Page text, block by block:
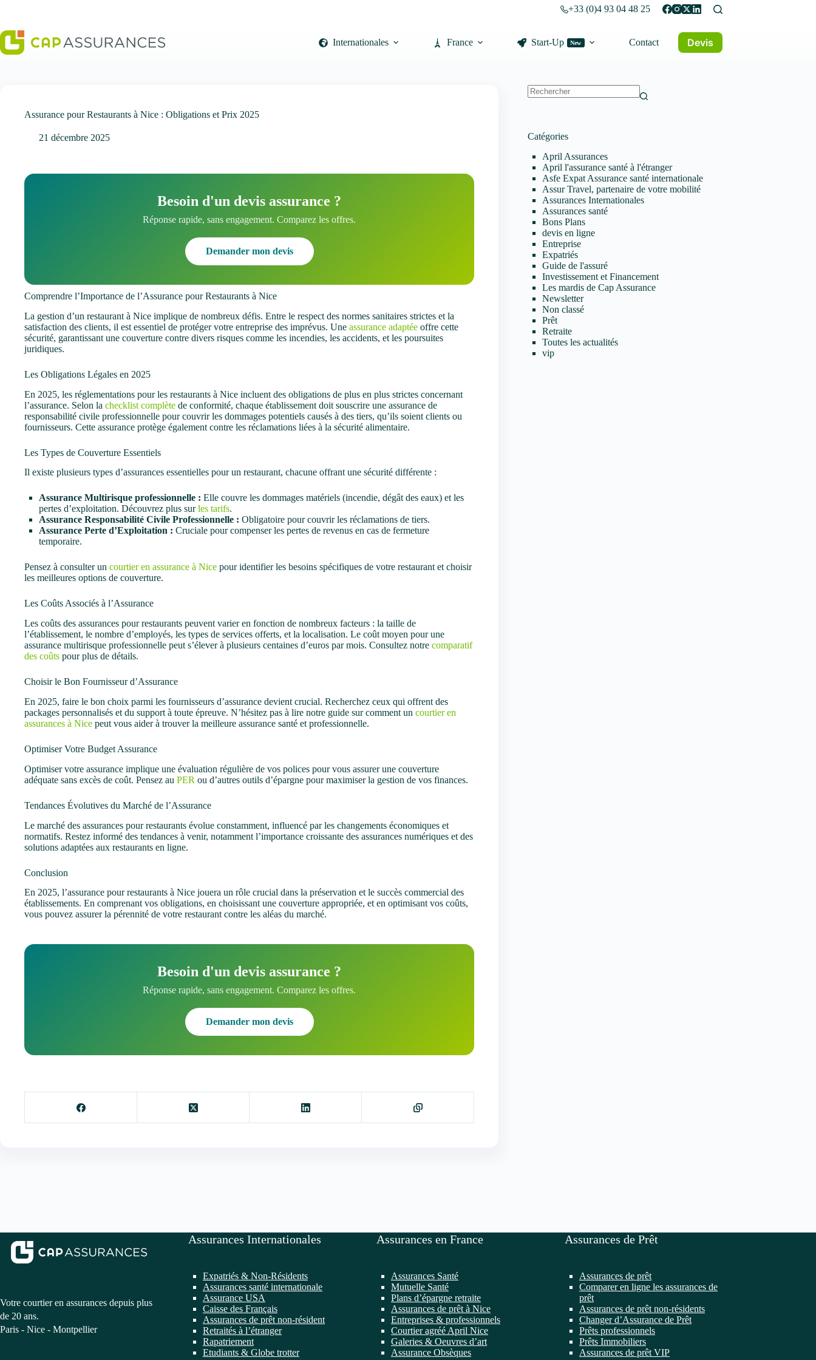
+33 (0)4 93 04 48 25
Internationales France Start-Up New Contact Devis
Assurance pour Restaurants à Nice : Obligations et Prix 2025
21 décembre 2025
Besoin d'un devis assurance ?
Réponse rapide, sans engagement. Comparez les offres.
Demander mon devis
Comprendre l’Importance de l’Assurance pour Restaurants à Nice
La gestion d’un restaurant à Nice implique de nombreux défis. Entre le respect des normes sanitaires strictes et la
satisfaction des clients, il est essentiel de protéger votre entreprise des imprévus. Une assurance adaptée offre cette
sécurité, garantissant une couverture contre divers risques comme les incendies, les accidents, et les poursuites
juridiques.
Les Obligations Légales en 2025
En 2025, les réglementations pour les restaurants à Nice incluent des obligations de plus en plus strictes concernant
l’assurance. Selon la checklist complète de conformité, chaque établissement doit souscrire une assurance de
responsabilité civile professionnelle pour couvrir les dommages potentiels causés à des tiers, qu’ils soient clients ou
fournisseurs. Cette assurance protège également contre les réclamations liées à la sécurité alimentaire.
Les Types de Couverture Essentiels
Il existe plusieurs types d’assurances essentielles pour un restaurant, chacune offrant une sécurité différente :
Assurance Multirisque professionnelle : Elle couvre les dommages matériels (incendie, dégât des eaux) et les
pertes d’exploitation. Découvrez plus surles tarifs.
Assurance Responsabilité Civile Professionnelle : Obligatoire pour couvrir les réclamations de tiers.
Assurance Perte d’Exploitation : Cruciale pour compenser les pertes de revenus en cas de fermeture
temporaire.
Pensez à consulter un courtier en assurance à Nice pour identifier les besoins spécifiques de votre restaurant et choisir
les meilleures options de couverture.
Les Coûts Associés à l’Assurance
Les coûts des assurances pour restaurants peuvent varier en fonction de nombreux facteurs : la taille de
l’établissement, le nombre d’employés, les types de services offerts, et la localisation. Le coût moyen pour une
assurance multirisque professionnelle peut s’élever à plusieurs centaines d’euros par mois. Consultez notre comparatif
des coûts pour plus de détails.
Choisir le Bon Fournisseur d’Assurance
En 2025, faire le bon choix parmi les fournisseurs d’assurance devient crucial. Recherchez ceux qui offrent des
packages personnalisés et du support à toute épreuve. N’hésitez pas à lire notre guide sur comment un courtier en
assurances à Nice peut vous aider à trouver la meilleure assurance santé et professionnelle.
Optimiser Votre Budget Assurance
Optimiser votre assurance implique une évaluation régulière de vos polices pour vous assurer une couverture
adéquate sans excès de coût. Pensez au PER ou d’autres outils d’épargne pour maximiser la gestion de vos finances.
Tendances Évolutives du Marché de l’Assurance
Le marché des assurances pour restaurants évolue constamment, influencé par les changements économiques et
normatifs. Restez informé des tendances à venir, notamment l’importance croissante des assurances numériques et des
solutions adaptées aux restaurants en ligne.
Conclusion
En 2025, l’assurance pour restaurants à Nice jouera un rôle crucial dans la préservation et le succès commercial des
établissements. En comprenant vos obligations, en choisissant une couverture appropriée, et en optimisant vos coûts,
vous pouvez assurer la pérennité de votre restaurant contre les aléas du marché.
Besoin d'un devis assurance ?
Réponse rapide, sans engagement. Comparez les offres.
Demander mon devis
Catégories
April Assurances
April l'assurance santé à l'étranger
Asfe Expat Assurance santé internationale
Assur Travel, partenaire de votre mobilité
Assurances Internationales
Assurances santé
Bons Plans
devis en ligne
Entreprise
Expatriés
Guide de l'assuré
Investissement et Financement
Les mardis de Cap Assurance
Newsletter
Non classé
Prêt
Retraite
Toutes les actualités
vip
Votre courtier en assurances depuis plus
de 20 ans.
Paris - Nice - Montpellier
Assurances Internationales
Expatriés & Non-Résidents
Assurances santé internationale
Assurance USA
Caisse des Français
Assurances de prêt non-résident
Retraités à l’étranger
Rapatriement
Etudiants & Globe trotter
Assurances en France
Assurances Santé
Mutuelle Santé
Plans d’épargne retraite
Assurances de prêt à Nice
Entreprises & professionnels
Courtier agréé April Nice
Galeries & Oeuvres d’art
Assurance Obsèques
Assurances de Prêt
Assurances de prêt
Comparer en ligne les assurances de
prêt
Assurances de prêt non-résidents
Changer d’Assurance de Prêt
Prêts professionnels
Prêts Immobiliers
Assurances de prêt VIP